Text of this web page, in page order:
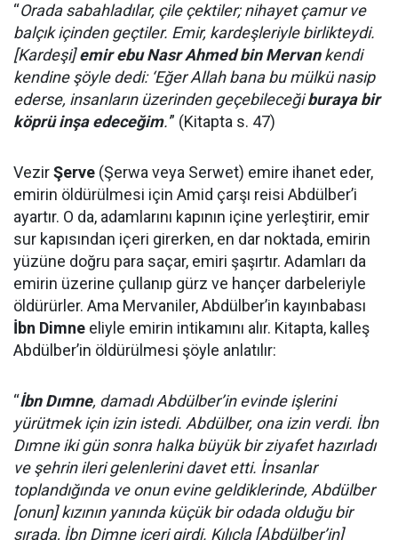
“Orada sabahladılar, çile çektiler; nihayet çamur ve
balçık içinden geçtiler. Emir, kardeşleriyle birlikteydi.
[Kardeşi]emir ebu Nasr Ahmed bin Mervankendi
kendine şöyle dedi: ‘Eğer Allah bana bu mülkü nasip
ederse, insanların üzerinden geçebileceğiburaya bir
köprü inşa edeceğim.'” (Kitapta s. 47)
VezirŞerve (Şerwa veya Serwet) emire ihanet eder,
emirin öldürülmesi için Amid çarşı reisi Abdülber’i
ayartır. O da, adamlarını kapının içine yerleştirir, emir
sur kapısından içeri girerken, en dar noktada, emirin
yüzüne doğru para saçar, emiri şaşırtır. Adamları da
emirin üzerine çullanıp gürz ve hançer darbeleriyle
öldürürler. Ama Mervaniler, Abdülber’in kayınbabası
İbn Dimne eliyle emirin intikamını alır. Kitapta, kalleş
Abdülber’in öldürülmesi şöyle anlatılır:
“İbn Dımne, damadı Abdülber’in evinde işlerini
yürütmek için izin istedi. Abdülber, ona izin verdi. İbn
Dımne iki gün sonra halka büyük bir ziyafet hazırladı
ve şehrin ileri gelenlerini davet etti. İnsanlar
toplandığında ve onun evine geldiklerinde, Abdülber
[onun] kızının yanında küçük bir odada olduğu bir
sırada, İbn Dimne içeri girdi. Kılıçla [Abdülber’in]